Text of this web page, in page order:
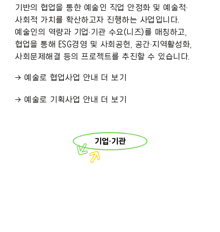
기반의 협업을 통한 예술인 직업 안정화 및 예술적·
사회적 가치를 확산하고자 진행하는 사업입니다.
예술인의 역량과 기업·기관 수요(니즈)를 매칭하고,
협업을 통해 ESG경영 및 사회공헌, 공간·지역활성화,
사회문제해결 등의 프로젝트를 추진할 수 있습니다.
→ 예술로 협업사업 안내 더 보기
→ 예술로 기획사업 안내 더 보기
기업·기관